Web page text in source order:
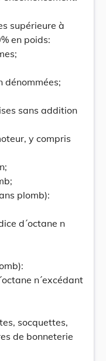
supérieure à
en poids:
dénommées;
sans addition
y compris
plomb):
d´octane n
n´excédant
socquettes,
de bonneterie